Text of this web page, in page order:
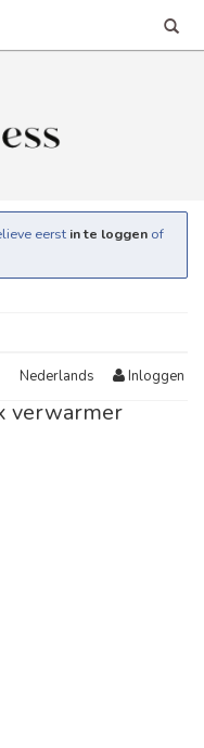
eerst in te loggen of
Nederlands Inloggen
verwarmer